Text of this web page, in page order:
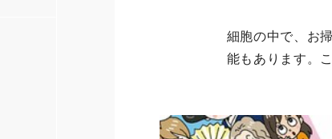
細胞の中で、お
能もあります。